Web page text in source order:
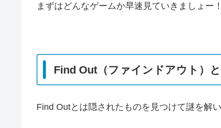
まずはどんなゲームか早速見ていきましょー
Find Out（ファインドアウト）
Find Outとは隠されたものを見つけて謎を解